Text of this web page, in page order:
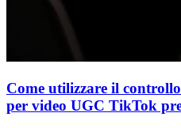
Come utilizzare il
per video UGC TikTok